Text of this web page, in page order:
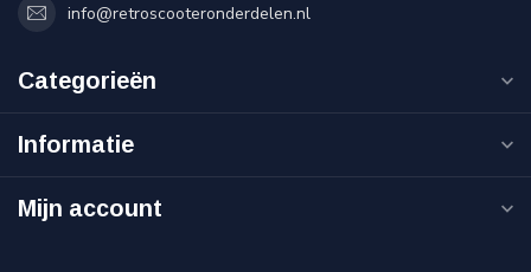
info@retroscooteronderdelen.nl
Categorieën
Informatie
Mijn account